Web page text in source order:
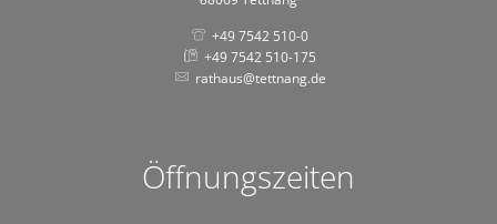
+49 7542 510-0
+49 7542 510-175
rathaus@tettnang.de
Öffnungszeiten